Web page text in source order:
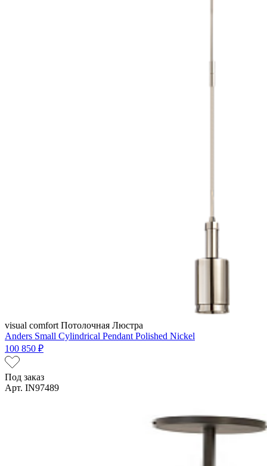
visual comfort Потолочная Люстра
Anders Small Cylindrical Pendant Polished Nickel
100 850 ₽
Под заказ
Арт. IN97489